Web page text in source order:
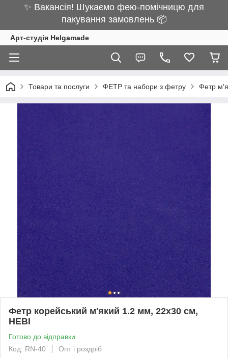
✨ Вакансія! Шукаємо фею-помічницю для
пакування замовлень 📦
Арт-студія Helgamade
Товари та послуги ФЕТР та набори з фетру Фетр
Фетр корейський м'який 1.2 мм, 22x30 см,
НЕВІ
Готово до відправки
Код: RN-40
Опт і роздріб